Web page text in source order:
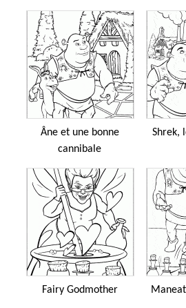
Âne et une bonne
cannibale
Shrek,
Fairy Godmother